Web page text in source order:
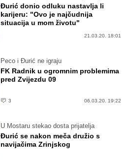
Đurić donio odluku nastavlja li
karijeru: "Ovo je najčudnija
situacija u mom životu"
21.03.20. 18:01
Peco i Đurić ne igraju
FK Radnik u ogromnim problemima
pred Zvijezdu 09
3 06.03.20. 19:22
U Mostaru stekao dosta prijatelja
Đurić se nakon meča družio s
navijačima Zrinjskog